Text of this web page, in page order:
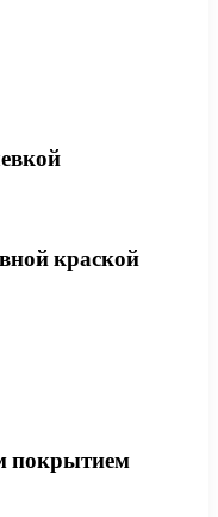
краской
покрытием